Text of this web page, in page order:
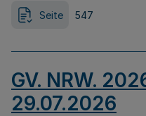
Seite 547
GV. NRW.
29.07.2026